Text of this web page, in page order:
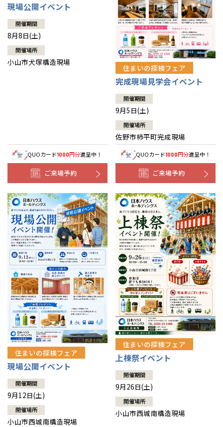
現場公開イベント
開催期間
8月8日(土)
開催場所
小山市犬塚構造現場
QUOカード1000円分進呈中！
ご来場予約
住まいの探検フェア
完成現場見学会イベント
開催期間
9月5日(土)
開催場所
佐野市柿平町完成現場
QUOカード1000円分進呈中！
ご来場予約
住まいの探検フェア
現場公開イベント
開催期間
9月12日(土)
開催場所
小山市西城南構造現場
住まいの探検フェア
上棟祭イベント
開催期間
9月26日(土)
開催場所
小山市西城南構造現場